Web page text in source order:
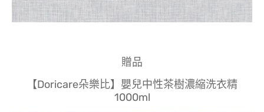
贈品
【Doricare朵樂比】嬰兒中性茶樹濃縮洗衣精
1000ml